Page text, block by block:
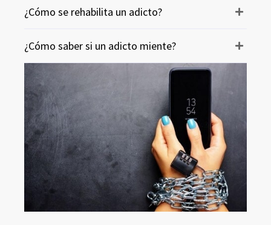
¿Cómo se rehabilita un adicto?
¿Cómo saber si un adicto miente?